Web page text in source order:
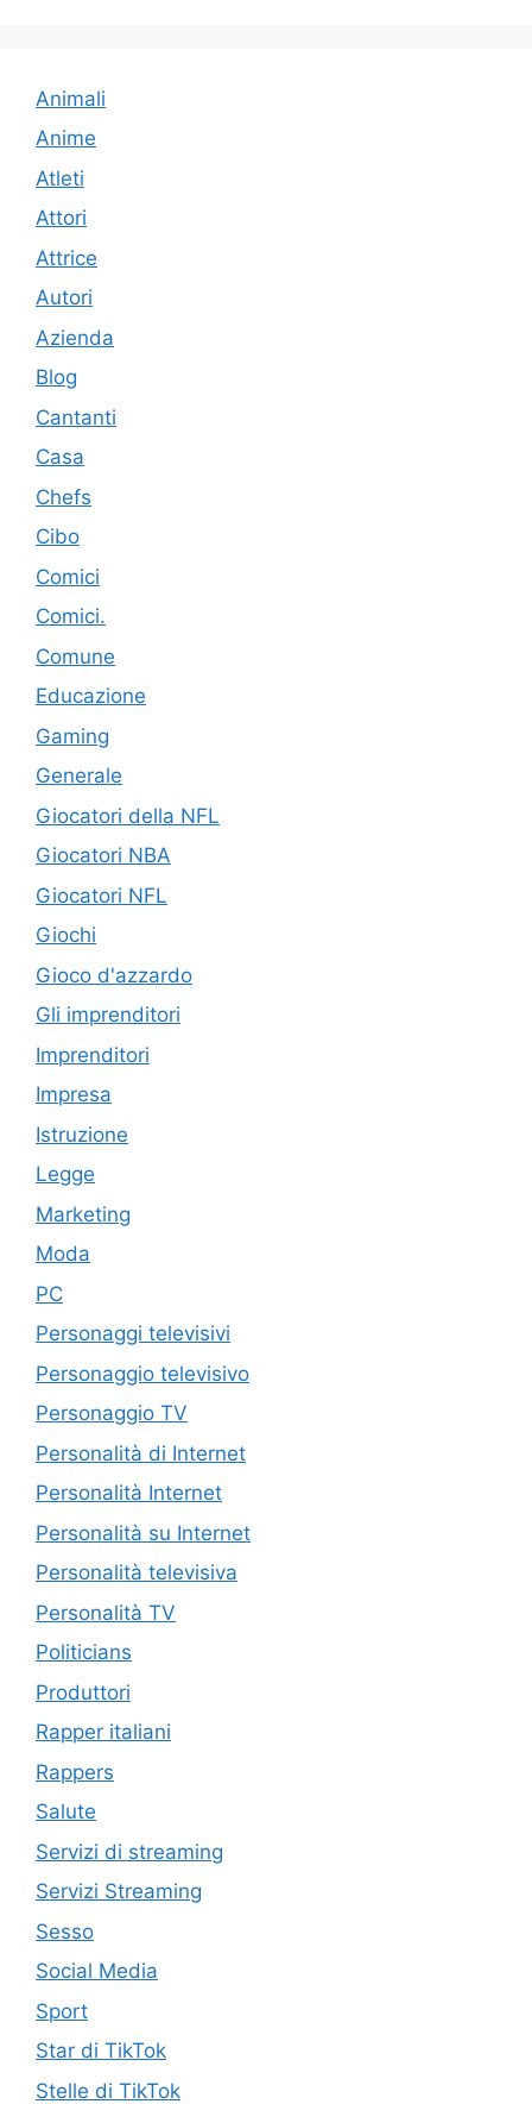
Animali
Anime
Atleti
Attori
Attrice
Autori
Azienda
Blog
Cantanti
Casa
Chefs
Cibo
Comici
Comici.
Comune
Educazione
Gaming
Generale
Giocatori della NFL
Giocatori NBA
Giocatori NFL
Giochi
Gioco d'azzardo
Gli imprenditori
Imprenditori
Impresa
Istruzione
Legge
Marketing
Moda
PC
Personaggi televisivi
Personaggio televisivo
Personaggio TV
Personalità di Internet
Personalità Internet
Personalità su Internet
Personalità televisiva
Personalità TV
Politicians
Produttori
Rapper italiani
Rappers
Salute
Servizi di streaming
Servizi Streaming
Sesso
Social Media
Sport
Star di TikTok
Stelle di TikTok